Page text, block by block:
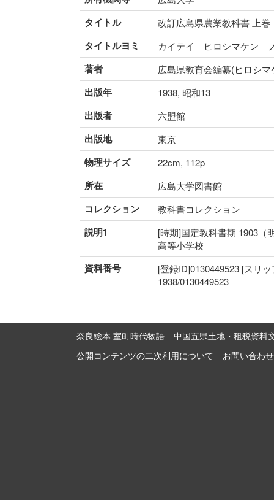
タイトル 改訂広島県農業教科書 上巻
タイトルヨミ カイテイ ヒロシマケン
著者 広島県教育会編纂(ヒロシ
出版年 1938, 昭和13
出版者 六盟館
出版地 東京
物理サイズ 22cm, 112p
所在 広島大学図書館
コレクション 教科書コレクション
説明1
[時期]国定教科書期 1903（
高等小学校
資料番号
[登録ID]0130449523 [スリ
1938/0130449523
奈良絵本 室町時代物語
中国五県土地・租税資料
公開コンテンツの二次利用について
お問い合わせ